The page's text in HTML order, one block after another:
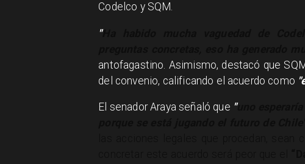
Codelco y SQM.
"Ha habido mucha vaguedad de
antofagastino. Asimismo, destacó que
del convenio, calificando el acuerdo como
El senador Araya señaló que "uno esperaría